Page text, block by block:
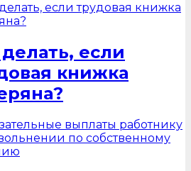
если
книжка